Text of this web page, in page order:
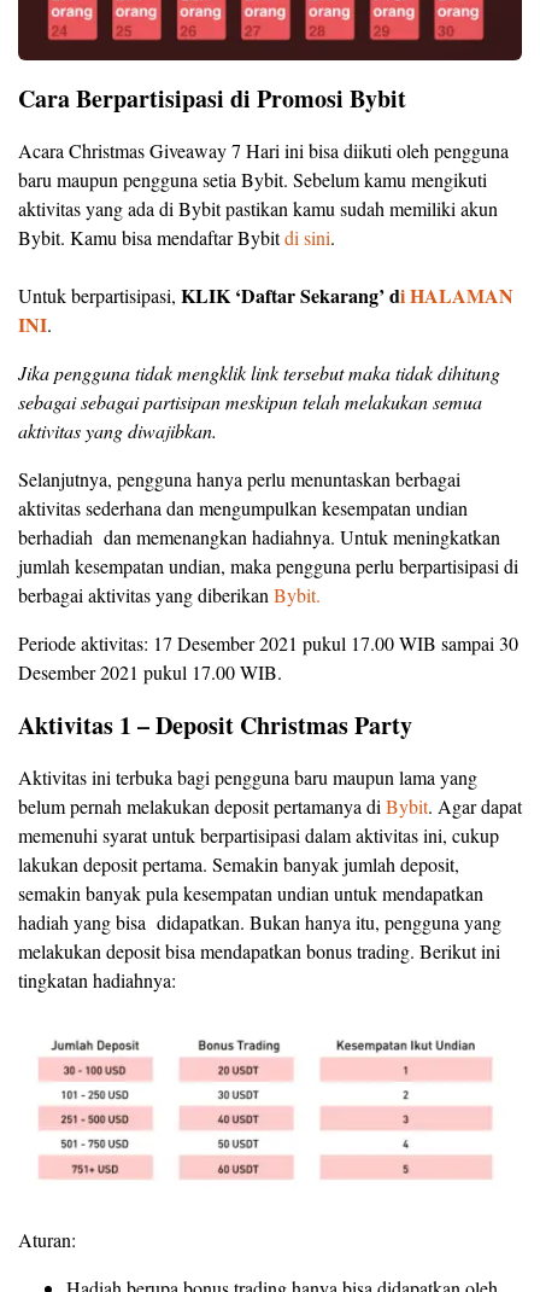
Cara Berpartisipasi di Promosi Bybit
Acara Christmas Giveaway 7 Hari ini bisa diikuti oleh pengguna
baru maupun pengguna setia Bybit. Sebelum kamu mengikuti
aktivitas yang ada di Bybit pastikan kamu sudah memiliki akun
Bybit. Kamu bisa mendaftar Bybitdi sini.
Untuk berpartisipasi, KLIK ‘Daftar Sekarang’ di HALAMAN
INI.
Jika pengguna tidak mengklik link tersebut maka tidak dihitung
sebagai sebagai partisipan meskipun telah melakukan semua
aktivitas yang diwajibkan.
Selanjutnya, pengguna hanya perlu menuntaskan berbagai
aktivitas sederhana dan mengumpulkan kesempatan undian
berhadiah dan memenangkan hadiahnya. Untuk meningkatkan
jumlah kesempatan undian, maka pengguna perlu berpartisipasi di
berbagai aktivitas yang diberikanBybit.
Periode aktivitas: 17 Desember 2021 pukul 17.00 WIB sampai 30
Desember 2021 pukul 17.00 WIB.
Aktivitas 1 – Deposit Christmas Party
Aktivitas ini terbuka bagi pengguna baru maupun lama yang
belum pernah melakukan deposit pertamanya diBybit. Agar dapat
memenuhi syarat untuk berpartisipasi dalam aktivitas ini, cukup
lakukan deposit pertama. Semakin banyak jumlah deposit,
semakin banyak pula kesempatan undian untuk mendapatkan
hadiah yang bisa didapatkan. Bukan hanya itu, pengguna yang
melakukan deposit bisa mendapatkan bonus trading. Berikut ini
tingkatan hadiahnya:
Aturan: